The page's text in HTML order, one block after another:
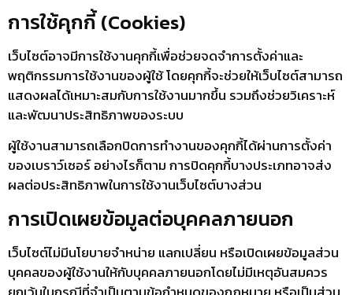
การใช้คุกกี้ (Cookies)
เว็บไซต์อาจมีการใช้งานคุกกี้เพื่อช่วยจดจำการตั้งค่าและ
พฤติกรรมการใช้งานของผู้ใช้ โดยคุกกี้จะช่วยให้เว็บไซต์สามารถ
แสดงผลได้เหมาะสมกับการใช้งานมากขึ้น รวมถึงช่วยวิเคราะห์
และพัฒนาประสิทธิภาพของระบบ
ผู้ใช้งานสามารถเลือกปิดการทำงานของคุกกี้ได้ผ่านการตั้งค่า
ของเบราว์เซอร์ อย่างไรก็ตาม การปิดคุกกี้บางประเภทอาจส่ง
ผลต่อประสิทธิภาพในการใช้งานเว็บไซต์บางส่วน
การเปิดเผยข้อมูลต่อบุคคลภายนอก
เว็บไซต์ไม่มีนโยบายจำหน่าย แลกเปลี่ยน หรือเปิดเผยข้อมูลส่วน
บุคคลของผู้ใช้งานให้กับบุคคลภายนอกโดยไม่มีเหตุอันสมควร